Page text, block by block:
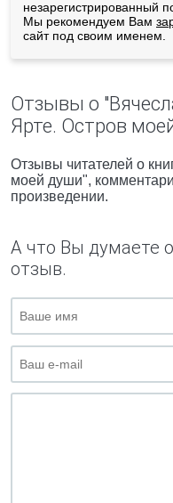
незарегистрированный
Мы рекомендуем Вам
сайт под своим именем.
Отзывы о
Ярте. Остров
Отзывы читателей о
моей души",
произведении.
А что Вы думаете
отзыв.